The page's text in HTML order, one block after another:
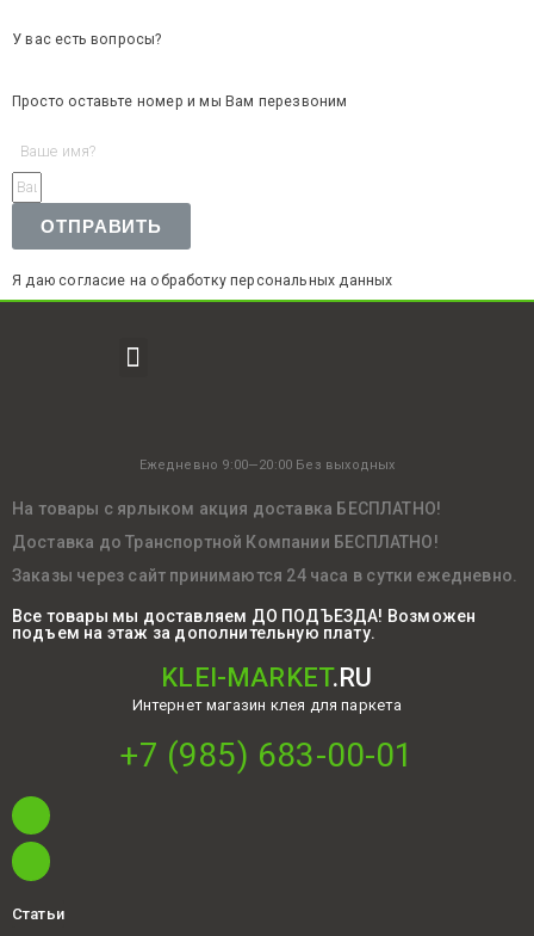
У вас есть вопросы?
Просто оставьте номер и мы Вам перезвоним
ОТПРАВИТЬ
Я даю согласие на обработку персональных данных
Ежедневно 9:00—20:00 Без выходных
На товары с ярлыком акция доставка БЕСПЛАТНО!
Доставка до Транспортной Компании БЕСПЛАТНО!
Заказы через сайт принимаются 24 часа в сутки ежедневно.
Все товары мы доставляем ДО ПОДЪЕЗДА! Возможен
подъем на этаж за дополнительную плату.
KLEI-MARKET.RU
Интернет магазин клея для паркета
+7 (985) 683-00-01
Статьи